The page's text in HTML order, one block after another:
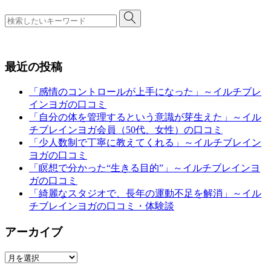
最近の投稿
「感情のコントロールが上手になった」～イルチブレ
インヨガの口コミ
「自分の体を管理するという意識が芽生えた」～イル
チブレインヨガ会員（50代、女性）の口コミ
「少人数制で丁寧に教えてくれる」～イルチブレイン
ヨガの口コミ
「瞑想で分かった“生きる目的”」～イルチブレインヨ
ガの口コミ
「綺麗なスタジオで、長年の運動不足を解消」～イル
チブレインヨガの口コミ・体験談
アーカイブ
ア